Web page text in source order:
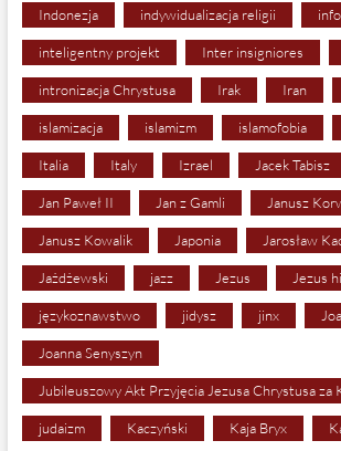
Indonezja indywidualizacja religii
inteligentny projekt Inter insigniores
intronizacja Chrystusa Irak Iran
islamizacja islamizm islamofobia
Italia Italy Izrael Jacek Tabisz
Jan Paweł II Jan z Gamli Janusz
Janusz Kowalik Japonia Jarosław
Jażdżewski jazz Jezus Jezus
językoznawstwo jidysz jinx
Joanna Senyszyn
Jubileuszowy Akt Przyjęcia Jezusa Chrystusa za
judaizm Kaczyński Kaja Bryx